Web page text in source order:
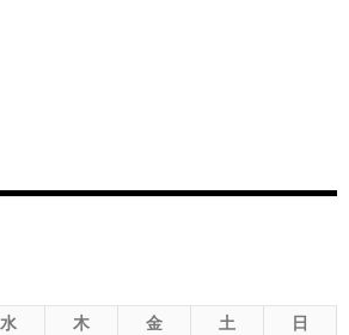
水 木 金 土
日